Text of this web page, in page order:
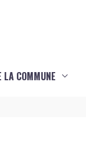
LA COMMUNE